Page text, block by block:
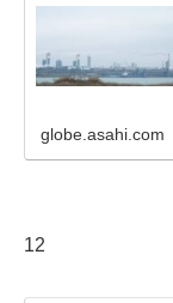
globe.asahi.com
12